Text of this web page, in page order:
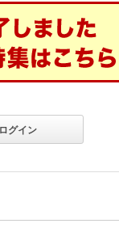
ログイン